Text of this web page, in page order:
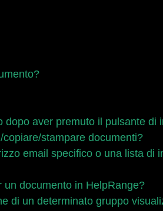
aver premuto il pulsante di
stampare documenti?
email specifico o una lista di
documento in HelpRange?
di un determinato gruppo